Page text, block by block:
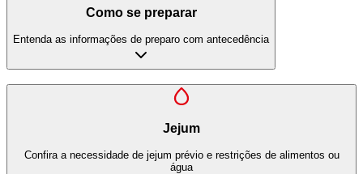
Como se preparar
Entenda as informações de preparo com antecedência
Jejum
Confira a necessidade de jejum prévio e restrições de alimentos ou
água